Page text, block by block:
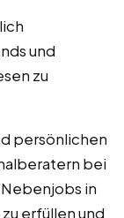
und
zu
persönlichen
bei
in
erfüllen und